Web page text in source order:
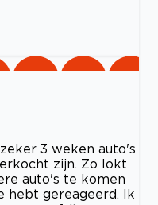
3 weken auto's
zijn. Zo lokt
auto's te komen
hebt gereageerd. Ik